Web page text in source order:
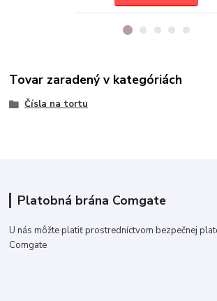
Tovar zaradený v kategóriách
Čísla na tortu
Platobná brána Comgate
U nás môžte platiť prostredníctvom bezpečnej
Comgate